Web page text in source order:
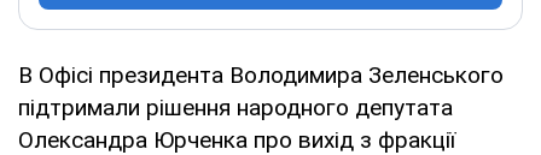
В Офісі президента Володимира Зеленського
підтримали рішення народного депутата
Олександра Юрченка про вихід з фракції